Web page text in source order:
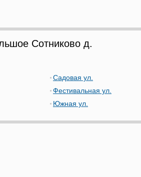
Сотниково д.
Садовая ул.
Фестивальная ул.
Южная ул.